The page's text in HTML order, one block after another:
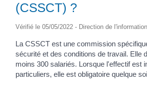
(CSSCT) ?
Vérifié le 05/05/2022 - Direction de
La CSSCT est une commission
sécurité et des conditions de travail. Elle
moins 300 salariés. Lorsque l'effectif est
particuliers, elle est obligatoire quelque